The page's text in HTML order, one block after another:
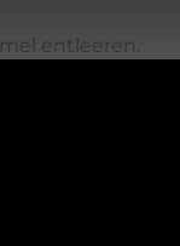
entleeren.